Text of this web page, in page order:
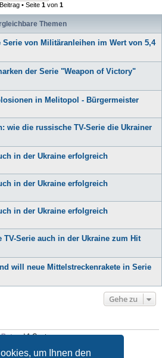
um Ihnen den
• Seite 1 von 1
Themen
Serie von Militäranleihen im Wert von 5,4
der Serie "Weapon of Victory"
in Melitopol - Bürgermeister
wie die russische TV-Serie die Ukrainer
in der Ukraine erfolgreich
in der Ukraine erfolgreich
in der Ukraine erfolgreich
TV-Serie auch in der Ukraine zum Hit
will neue Mittelstreckenrakete in Serie
Gehe zu
und 1 Gast